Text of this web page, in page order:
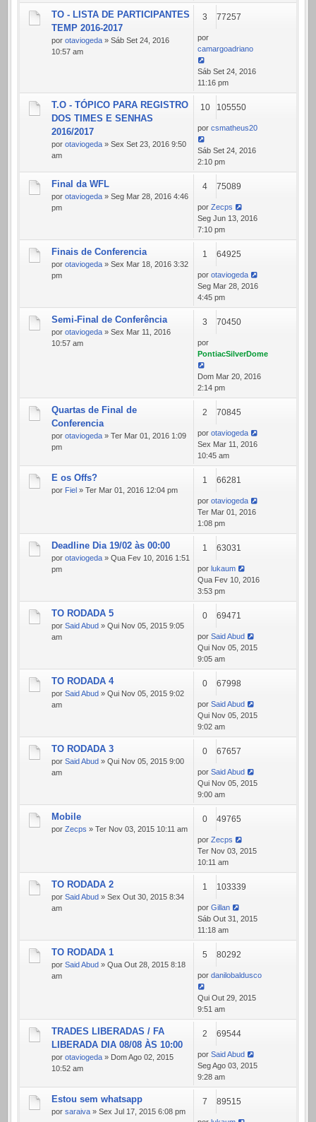
TO - LISTA DE PARTICIPANTES
TEMP 2016-2017
por otaviogeda » Sáb Set 24, 2016
10:57 am
3 77257
por
camargoadriano
Sáb Set 24, 2016
11:16 pm
T.O - TÓPICO PARA REGISTRO
DOS TIMES E SENHAS
2016/2017
por otaviogeda » Sex Set 23, 2016 9:50
am
10 105550
por csmatheus20
Sáb Set 24, 2016
2:10 pm
Final da WFL
por otaviogeda » Seg Mar 28, 2016 4:46
pm
4 75089
por Zecps
Seg Jun 13, 2016
7:10 pm
Finais de Conferencia
por otaviogeda » Sex Mar 18, 2016 3:32
pm
1 64925
por otaviogeda
Seg Mar 28, 2016
4:45 pm
Semi-Final de Conferência
por otaviogeda » Sex Mar 11, 2016
10:57 am
3 70450
por
PontiacSilverDome
Dom Mar 20, 2016
2:14 pm
Quartas de Final de
Conferencia
por otaviogeda » Ter Mar 01, 2016 1:09
pm
2 70845
por otaviogeda
Sex Mar 11, 2016
10:45 am
E os Offs?
por Fiel » Ter Mar 01, 2016 12:04 pm
1 66281
por otaviogeda
Ter Mar 01, 2016
1:08 pm
Deadline Dia 19/02 às 00:00
por otaviogeda » Qua Fev 10, 2016 1:51
pm
1 63031
por lukaum
Qua Fev 10, 2016
3:53 pm
TO RODADA 5
por Said Abud » Qui Nov 05, 2015 9:05
am
0 69471
por Said Abud
Qui Nov 05, 2015
9:05 am
TO RODADA 4
por Said Abud » Qui Nov 05, 2015 9:02
am
0 67998
por Said Abud
Qui Nov 05, 2015
9:02 am
TO RODADA 3
por Said Abud » Qui Nov 05, 2015 9:00
am
0 67657
por Said Abud
Qui Nov 05, 2015
9:00 am
Mobile
por Zecps » Ter Nov 03, 2015 10:11 am
0 49765
por Zecps
Ter Nov 03, 2015
10:11 am
TO RODADA 2
por Said Abud » Sex Out 30, 2015 8:34
am
1 103339
por Gillan
Sáb Out 31, 2015
11:18 am
TO RODADA 1
por Said Abud » Qua Out 28, 2015 8:18
am
5 80292
por danilobaldusco
Qui Out 29, 2015
9:51 am
TRADES LIBERADAS / FA
LIBERADA DIA 08/08 ÀS 10:00
por otaviogeda » Dom Ago 02, 2015
10:52 am
2 69544
por Said Abud
Seg Ago 03, 2015
9:28 am
Estou sem whatsapp
por saraiva » Sex Jul 17, 2015 6:08 pm
7 89515